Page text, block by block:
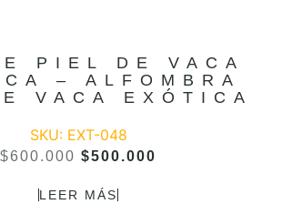
PIEL DE VACA
– ALFOMBRA
VACA EXÓTICA
SKU: EXT-048
$600.000 $500.000
LEER MÁS